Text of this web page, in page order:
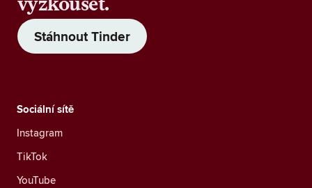
Stáhnout Tinder
Sociální sítě
Instagram
TikTok
YouTube